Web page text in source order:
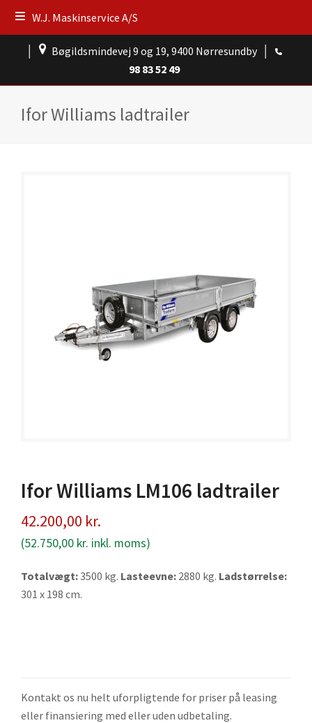
W.J. Maskinservice A/S
Bøgildsmindevej 9 og 19, 9400 Nørresundby
98 83 52 49
Ifor Williams ladtrailer
Ifor Williams LM106 ladtrailer
42.200,00 kr.
(52.750,00 kr. inkl. moms)
Totalvægt:3500 kg. Lasteevne: 2880 kg. Ladstørrelse:
301 x 198 cm.
Kontakt os nu helt uforpligtende for priser på leasing
eller finansiering med eller uden udbetaling.